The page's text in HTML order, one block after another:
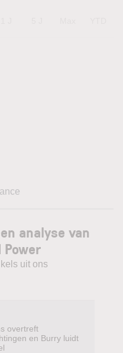
analyse van
uit ons
overtreft
en Burry luidt